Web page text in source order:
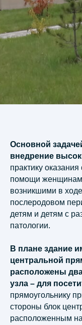
Основной
внедрение
практику
помощи
возникшими в
послеродовом
детям и детям с
патологии.
В плане здание
центральной
расположены
узла – для
прямоугольнику
стороны блок
расположенным